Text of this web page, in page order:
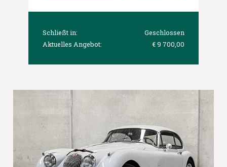
Schließt in:
Geschlossen
Aktuelles Angebot:
€ 9 700,00